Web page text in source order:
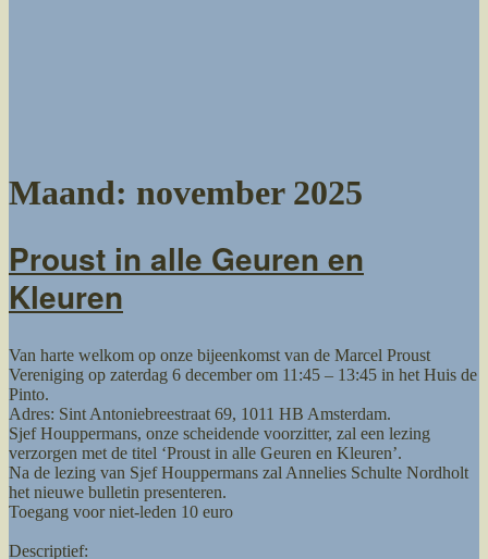
Maand: november 2025
Proust in alle Geuren en
Kleuren
Van harte welkom op onze bijeenkomst van de Marcel Proust
Vereniging op zaterdag 6 december om 11:45 – 13:45 in het Huis de
Pinto.
Adres: Sint Antoniebreestraat 69, 1011 HB Amsterdam.
Sjef Houppermans, onze scheidende voorzitter, zal een lezing
verzorgen met de titel ‘Proust in alle Geuren en Kleuren’.
Na de lezing van Sjef Houppermans zal Annelies Schulte Nordholt
het nieuwe bulletin presenteren.
Toegang voor niet-leden 10 euro
Descriptief: